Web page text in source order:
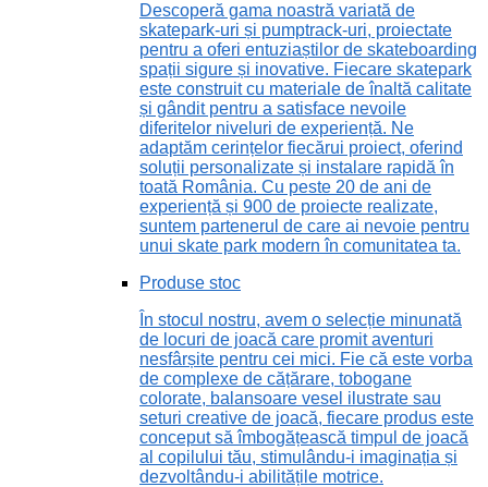
Descoperă gama noastră variată de
skatepark-uri și pumptrack-uri, proiectate
pentru a oferi entuziaștilor de skateboarding
spații sigure și inovative. Fiecare skatepark
este construit cu materiale de înaltă calitate
și gândit pentru a satisface nevoile
diferitelor niveluri de experiență. Ne
adaptăm cerințelor fiecărui proiect, oferind
soluții personalizate și instalare rapidă în
toată România. Cu peste 20 de ani de
experiență și 900 de proiecte realizate,
suntem partenerul de care ai nevoie pentru
unui skate park modern în comunitatea ta.
Produse stoc
În stocul nostru, avem o selecție minunată
de locuri de joacă care promit aventuri
nesfârșite pentru cei mici. Fie că este vorba
de complexe de cățărare, tobogane
colorate, balansoare vesel ilustrate sau
seturi creative de joacă, fiecare produs este
conceput să îmbogățească timpul de joacă
al copilului tău, stimulându-i imaginația și
dezvoltându-i abilitățile motrice.